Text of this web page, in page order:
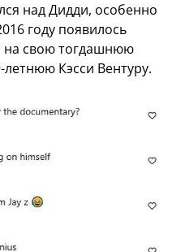
над Дидди, особенно
году появилось
на свою тогдашнюю
Кэсси Вентуру.